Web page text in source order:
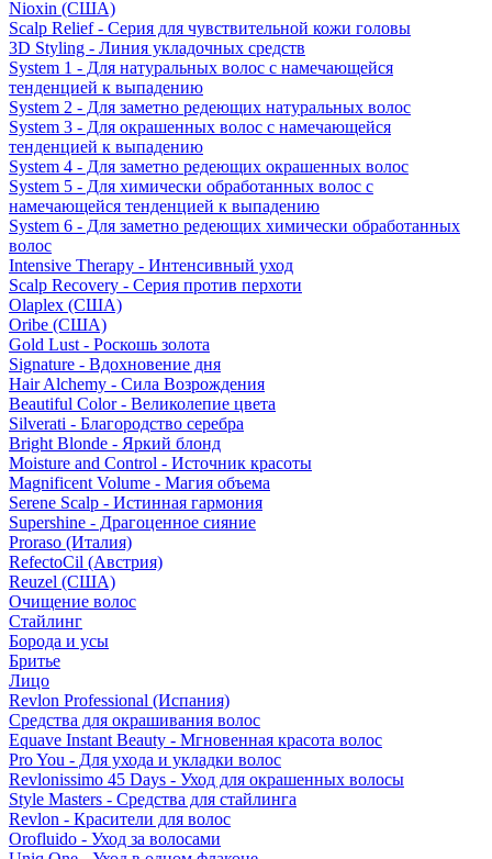
Nioxin (США)
Scalp Relief - Серия для чувствительной кожи головы
3D Styling - Линия укладочных средств
System 1 - Для натуральных волос с намечающейся
тенденцией к выпадению
System 2 - Для заметно редеющих натуральных волос
System 3 - Для окрашенных волос с намечающейся
тенденцией к выпадению
System 4 - Для заметно редеющих окрашенных волос
System 5 - Для химически обработанных волос с
намечающейся тенденцией к выпадению
System 6 - Для заметно редеющих химически обработанных
волос
Intensive Therapy - Интенсивный уход
Scalp Recovery - Серия против перхоти
Olaplex (США)
Oribe (США)
Gold Lust - Роскошь золота
Signature - Вдохновение дня
Hair Alchemy - Сила Возрождения
Beautiful Color - Великолепие цвета
Silverati - Благородство серебра
Bright Blonde - Яркий блонд
Moisture and Control - Источник красоты
Magnificent Volume - Магия объема
Serene Scalp - Истинная гармония
Supershine - Драгоценное сияние
Proraso (Италия)
RefectoCil (Австрия)
Reuzel (США)
Очищение волос
Стайлинг
Борода и усы
Бритье
Лицо
Revlon Professional (Испания)
Средства для окрашивания волос
Equave Instant Beauty - Мгновенная красота волос
Pro You - Для ухода и укладки волос
Revlonissimo 45 Days - Уход для окрашенных волосы
Style Masters - Средства для стайлинга
Revlon - Красители для волос
Orofluido - Уход за волосами